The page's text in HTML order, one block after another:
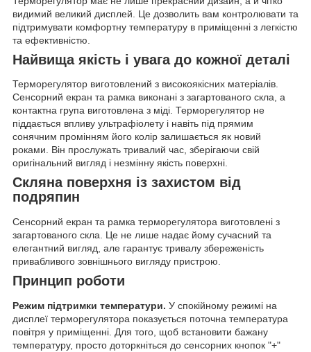
видимий великий дисплей. Це дозволить вам контролювати та
підтримувати комфортну температуру в приміщенні з легкістю
та ефективністю.
Найвища якість і увага до кожної деталі
Терморегулятор виготовлений з високоякісних матеріалів.
Сенсорний екран та рамка виконані з загартованого скла, а
контактна група виготовлена з міді. Терморегулятор не
піддається впливу ультрафіолету і навіть під прямим
сонячним промінням його колір залишається як новий
роками. Він прослужать тривалий час, зберігаючи свій
оригінальний вигляд і незмінну якість поверхні.
Скляна поверхня із захистом від
подряпин
Сенсорний екран та рамка терморегулятора виготовлені з
загартованого скла. Це не лише надає йому сучасний та
елегантний вигляд, але гарантує тривалу збереженість
привабливого зовнішнього вигляду пристрою.
Принцип роботи
Режим підтримки температури. У спокійному режимі на
дисплеї терморегулятора показується поточна температура
повітря у приміщенні. Для того, щоб встановити бажану
температуру, просто доторкніться до сенсорних кнопок "+"